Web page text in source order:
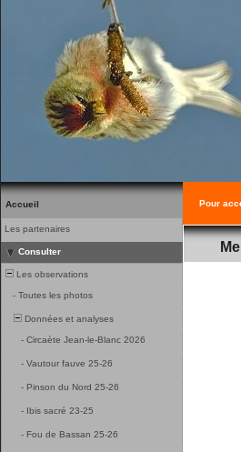
Accueil
Les partenaires
Consulter
Les observations
- Toutes les photos
Données et analyses
- Circaète Jean-le-Blanc 2026
- Vautour fauve 25-26
- Pinson du Nord 25-26
- Ibis sacré 23-25
- Fou de Bassan 25-26
Pour